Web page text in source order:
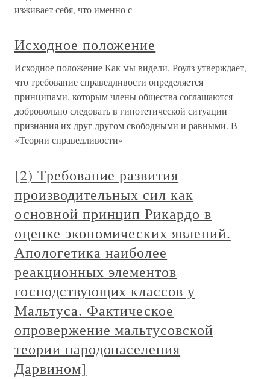
изживает себя, что именно с
Исходное положение
Исходное положение Как мы видели, Роулз утверждает,
что требование справедливости определяется
принципами, которым члены общества соглашаются
добровольно следовать в гипотетической ситуации
признания их друг другом свободными и равными. В
«Теории справедливости»
[2) Требование развития
производительных сил как
основной принцип Рикардо в
оценке экономических явлений.
Апологетика наиболее
реакционных элементов
господствующих классов у
Мальтуса. Фактическое
опровержение мальтусовской
теории народонаселения
Дарвином]